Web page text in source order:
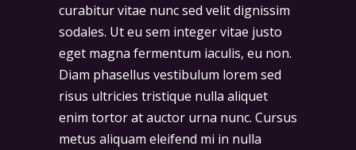
curabitur vitae nunc sed velit dignissim
sodales. Ut eu sem integer vitae justo
eget magna fermentum iaculis, eu non.
Diam phasellus vestibulum lorem sed
risus ultricies tristique nulla aliquet
enim tortor at auctor urna nunc. Cursus
metus aliquam eleifend mi in nulla